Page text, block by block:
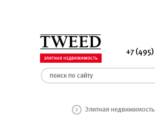
+7
Элитная недвижимость